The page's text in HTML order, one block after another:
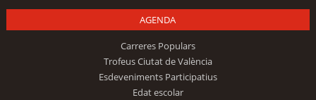
AGENDA
Carreres Populars
Trofeus Ciutat de València
Esdeveniments Participatius
Edat escolar